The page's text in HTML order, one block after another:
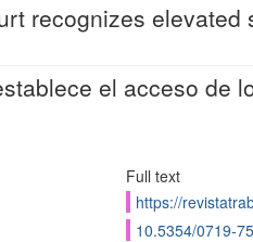
recognizes
el acceso de
Full text
https://
10.5354/0719-